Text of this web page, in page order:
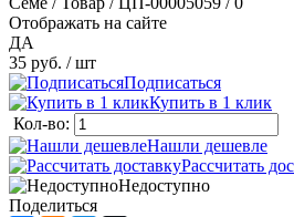
Отображать на сайте
ДА
35 руб. / шт
Подписаться
Купить в 1 клик
Кол-во:
Нашли дешевле
Рассчитать
Недоступно
Поделиться